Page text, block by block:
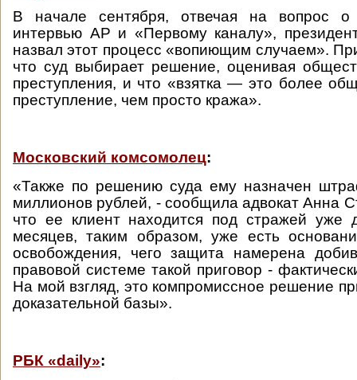
В начале сентября, отвечая на вопрос
интервью АР и «Первому каналу»,
назвал этот процесс «вопиющим случаем».
что суд выбирает решение, оценивая
преступления, и что «взятка — это более
преступление, чем просто кража».
Московский комсомолец:
«Также по решению суда ему назначен
миллионов рублей, - сообщила адвокат Анна
что ее клиент находится под стражей уже
месяцев, таким образом, уже есть
освобождения, чего защита намерена
правовой системе такой приговор -
На мой взгляд, это компромиссное решение
доказательной базы».
РБК «daily»: